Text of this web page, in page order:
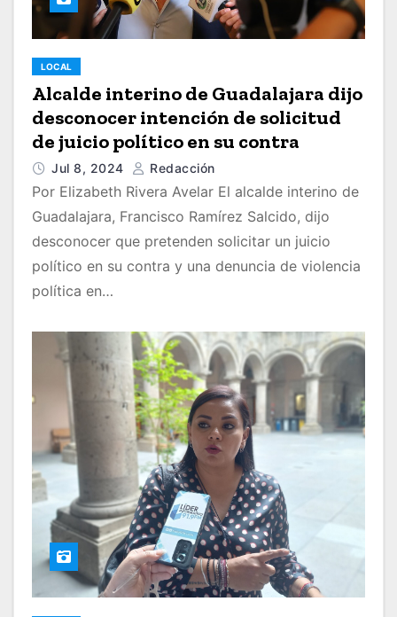
LOCAL
Alcalde interino de Guadalajara dijo
desconocer intención de solicitud
de juicio político en su contra
Jul 8, 2024 Redacción
Por Elizabeth Rivera Avelar El alcalde interino de
Guadalajara, Francisco Ramírez Salcido, dijo
desconocer que pretenden solicitar un juicio
político en su contra y una denuncia de violencia
política en…